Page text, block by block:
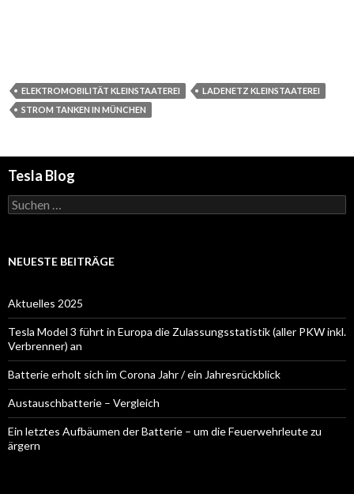
ELEKTROMOBILITÄT KLEINSTAATEREI
LADENETZ KLEINSTAATEREI
STROM TANKEN IN MÜNCHEN
Tesla Blog
Suchen
nach:
NEUESTE BEITRÄGE
Aktuelles 2025
Tesla Model 3 führt in Europa die Zulassungsstatistik (aller PKW inkl.
Verbrenner) an
Batterie erholt sich im Corona Jahr / ein Jahresrückblick
Austauschbatterie – Vergleich
Ein letztes Aufbäumen der Batterie – um die Feuerwehrleute zu
ärgern